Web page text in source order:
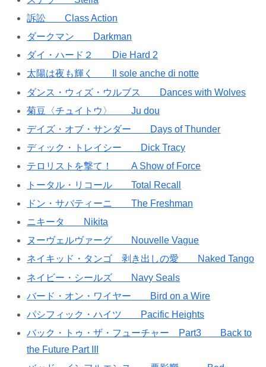
訴訟 Class Action
ダークマン Darkman
ダイ・ハード２ Die Hard 2
太陽は夜も輝く Il sole anche di notte
ダンス・ウィズ・ウルブス Dances with Wolves
菊豆〈チュイトウ〉 Ju dou
デイズ・オブ・サンダー Days of Thunder
ディック・トレイシー Dick Tracy
テロリストを撃て！ A Show of Force
トータル・リコール Total Recall
ドン・サバティーニ The Freshman
ニキータ Nikita
ヌーヴェルヴァーグ Nouvelle Vague
ネイキッド・タンゴ 剥き出しの愛 Naked Tango
ネイビー・シールズ Navy Seals
バード・オン・ワイヤー Bird on a Wire
パシフィック・ハイツ Pacific Heights
バック・トゥ・ザ・フューチャー Part3 Back to
the Future Part III